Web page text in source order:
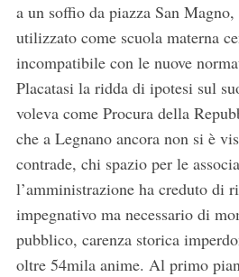
a un soffio da piazza San
utilizzato come scuola materna
incompatibile con le nuove
Placatasi la ridda di ipotesi sul
voleva come Procura della
che a Legnano ancora non si è
contrade, chi spazio per le
l’amministrazione ha creduto di
impegnativo ma necessario di
pubblico, carenza storica
oltre 54mila anime. Al primo